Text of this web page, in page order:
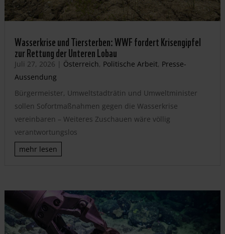
Wasserkrise und Tiersterben: WWF fordert Krisengipfel
zur Rettung der Unteren Lobau
Juli 27, 2026 | Österreich, Politische Arbeit, Presse-
Aussendung
Bürgermeister, Umweltstadträtin und Umweltminister
sollen Sofortmaßnahmen gegen die Wasserkrise
vereinbaren – Weiteres Zuschauen wäre völlig
verantwortungslos
mehr lesen